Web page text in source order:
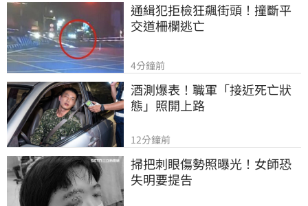
通緝犯拒檢狂飆街頭！撞斷平
交道柵欄逃亡
4分鐘前
酒測爆表！職軍「接近死亡狀
態」照開上路
12分鐘前
掃把刺眼傷勢照曝光！女師恐
失明要提告